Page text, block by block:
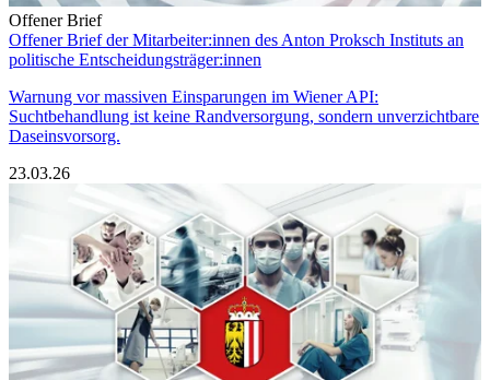
Offener Brief
Offener Brief der Mitarbeiter:innen des Anton Proksch Instituts an
politische Entscheidungsträger:innen
Warnung vor massiven Einsparungen im Wiener API:
Suchtbehandlung ist keine Randversorgung, sondern unverzichtbare
Daseinsvorsorg.
23.03.26